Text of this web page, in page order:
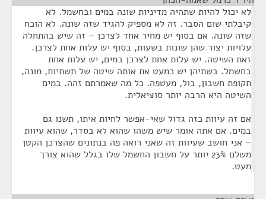
לא יכול להיות שתהיה מדיניות שונה במים ובחשמל. לא
קיבלתי שום הסבר. זה לא מספיק להגיד שזה שונה. לא הוכח
שזה שונה. אם בסוף יש מחיר אחד לצרכן – זה שיש בהתחלה
עלויות יצור שהן שונות בשעות, בסוף יש עלות אחת לצרכן.
זאת השיטה. יש עלות אחת לצרכן במים, יש עלות אחת
בחשמל. בשתיהן יש כמעט את אותה שיטה של תשתיות, מונה,
תקופת חשבון, בול, מעטפה. כל מה שאמרתם זהה. במים
השיטה היא הרבה יותר סוציאלית.
אם זה עיוות כזה גדול שאי-אפשר לחיות איתו, תשנו גם
במים. אם אתה אומר שיש משהו שהוא לא בסדר, שהוא עיוות
– אני חושב שעיוות זה שאני רואה פה בנתונים שהצרכן הקטן
משלם 23% יותר על חשבון החשמל שלו בגלל שהוא צורך
מעט.